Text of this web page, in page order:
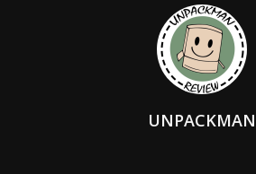
UNPACKMAN